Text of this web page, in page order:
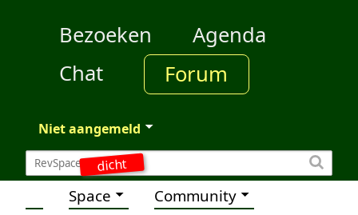
dicht
Bezoeken
Agenda
Chat
Forum
Niet aangemeld
Space Community